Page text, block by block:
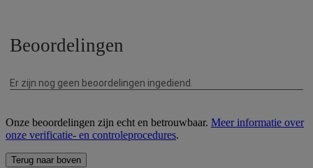
Onze beoordelingen zijn echt en betrouwbaar. Meer informatie over
onze verificatie- en controleprocedures.
Terug naar boven